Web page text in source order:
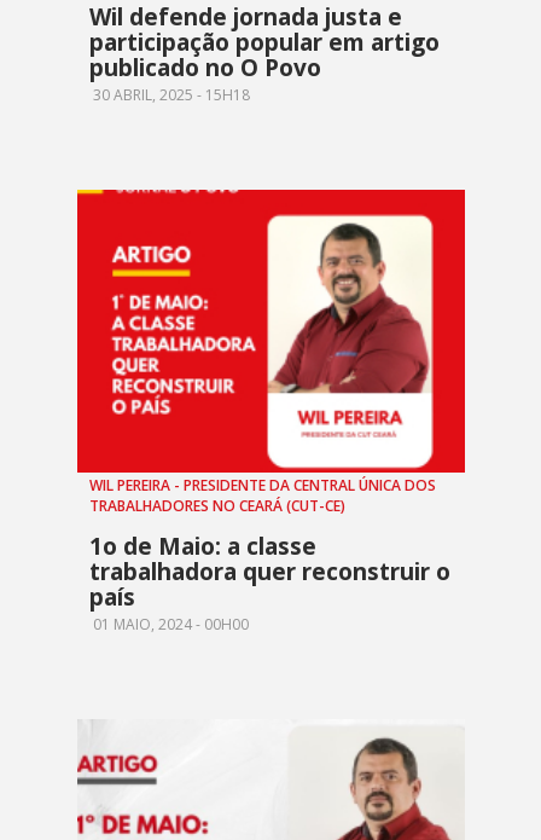
Wil defende jornada justa e
participação popular em artigo
publicado no O Povo
30 ABRIL, 2025 - 15H18
WIL PEREIRA - PRESIDENTE DA CENTRAL ÚNICA DOS
TRABALHADORES NO CEARÁ (CUT-CE)
1o de Maio: a classe
trabalhadora quer reconstruir o
país
01 MAIO, 2024 - 00H00